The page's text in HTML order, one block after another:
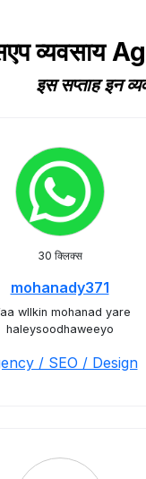
इस सप्ताह इन
30 क्लिक्स
mohanady371
wllkin mohanad yare
haleysoodhaweeyo
/ SEO / Design